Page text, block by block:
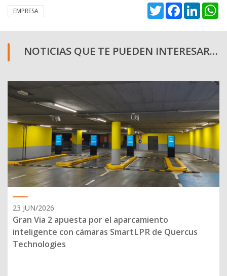
EMPRESA TwitterFacebook
NOTICIAS QUE TE PUEDEN INTERESAR…
23 JUN/2026
Gran Via 2 apuesta por el aparcamiento
inteligente con cámaras SmartLPR de Quercus
Technologies